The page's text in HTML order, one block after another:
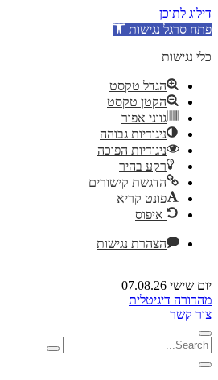
דילוג לתוכן
פתח סרגל נגישות
כלי נגישות
הגדל טקסט
הקטן טקסט
גווני אפור
ניגודיות גבוהה
ניגודיות הפוכה
רקע בהיר
הדגשת קישורים
פונט קריא
איפוס
הצהרת נגישות
יום שישי 07.08.26
מהדורה דיגיטלית
צור קשר